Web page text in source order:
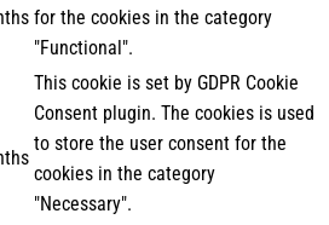
for the cookies in the category
"Functional".
This cookie is set by GDPR Cookie
Consent plugin. The cookies is used
to store the user consent for the
cookies in the category
"Necessary".